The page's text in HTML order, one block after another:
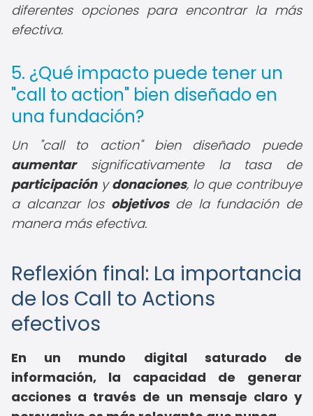
diferentes opciones para encontrar la más
efectiva.
5. ¿Qué impacto puede tener un
"call to action" bien diseñado en
una fundación?
Un "call to action" bien diseñado puede
aumentarsignificativamente la tasa de
participaciónydonaciones, lo que contribuye
a alcanzar los objetivosde la fundación de
manera más efectiva.
Reflexión final: La importancia
de los Call to Actions
efectivos
En un mundo digital saturado de
información, la capacidad de generar
acciones a través de un mensaje claro y